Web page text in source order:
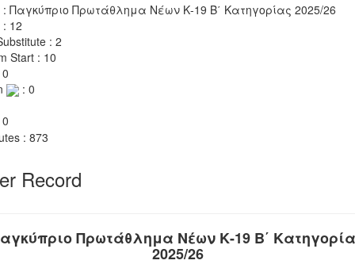
: Παγκύπριο Πρωτάθλημα Νέων Κ-19 Β΄ Κατηγορίας 2025/26
: 12
: 2
Start : 10
: 0
: 873
Record
Πρωτάθλημα Νέων Κ-19 Β΄
2025/26